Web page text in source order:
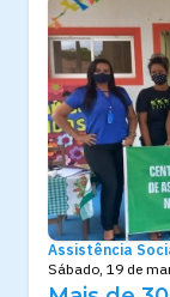
Assistência
Sábado, 19 de